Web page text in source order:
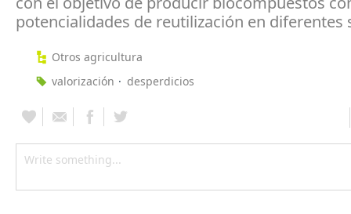
potencialidades de reutilización en diferentes
Otros agricultura
valorización
desperdicios